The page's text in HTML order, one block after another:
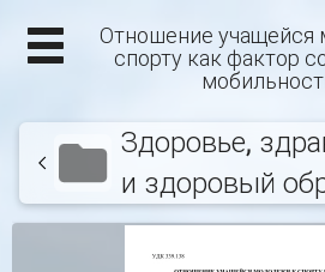
Отношение учащейся
спорту как фактор
Здоровье,
и здоровый